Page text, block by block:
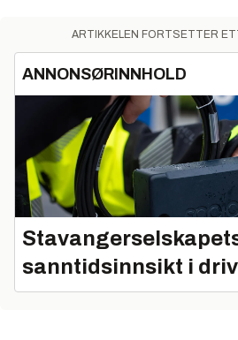
ARTIKKELEN FORTSETTER
ANNONSØRINNHOLD
sanntidsinnsikt i